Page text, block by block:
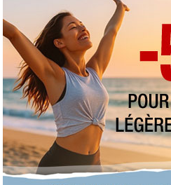
partager des astuces ou des
plats encore plus
pour toutes les passionnées de
SUJETS